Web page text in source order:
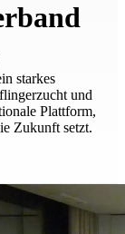
starkes
und
Plattform,
Zukunft setzt.